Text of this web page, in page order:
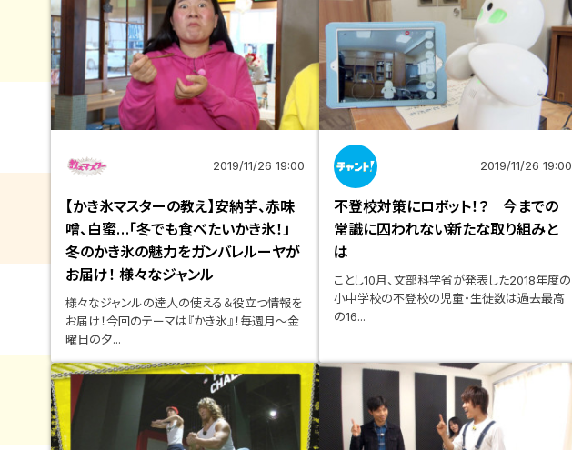
2019/11/26 19:00
【かき氷マスターの教え】安納芋、赤味
噌、白蜜…「冬でも食べたいかき氷！」
冬のかき氷の魅力をガンバレルーヤが
お届け！ 様々なジャンル
様々なジャンルの達人の使える＆役立つ情報を
お届け！今回のテーマは『かき氷』！毎週月～金
曜日の夕...
2019/11/26 19:00
不登校対策にロボット！？ 今までの
常識に囚われない新たな取り組みと
は
ことし10月、文部科学省が発表した2018年度の
小中学校の不登校の児童・生徒数は過去最高
の16...